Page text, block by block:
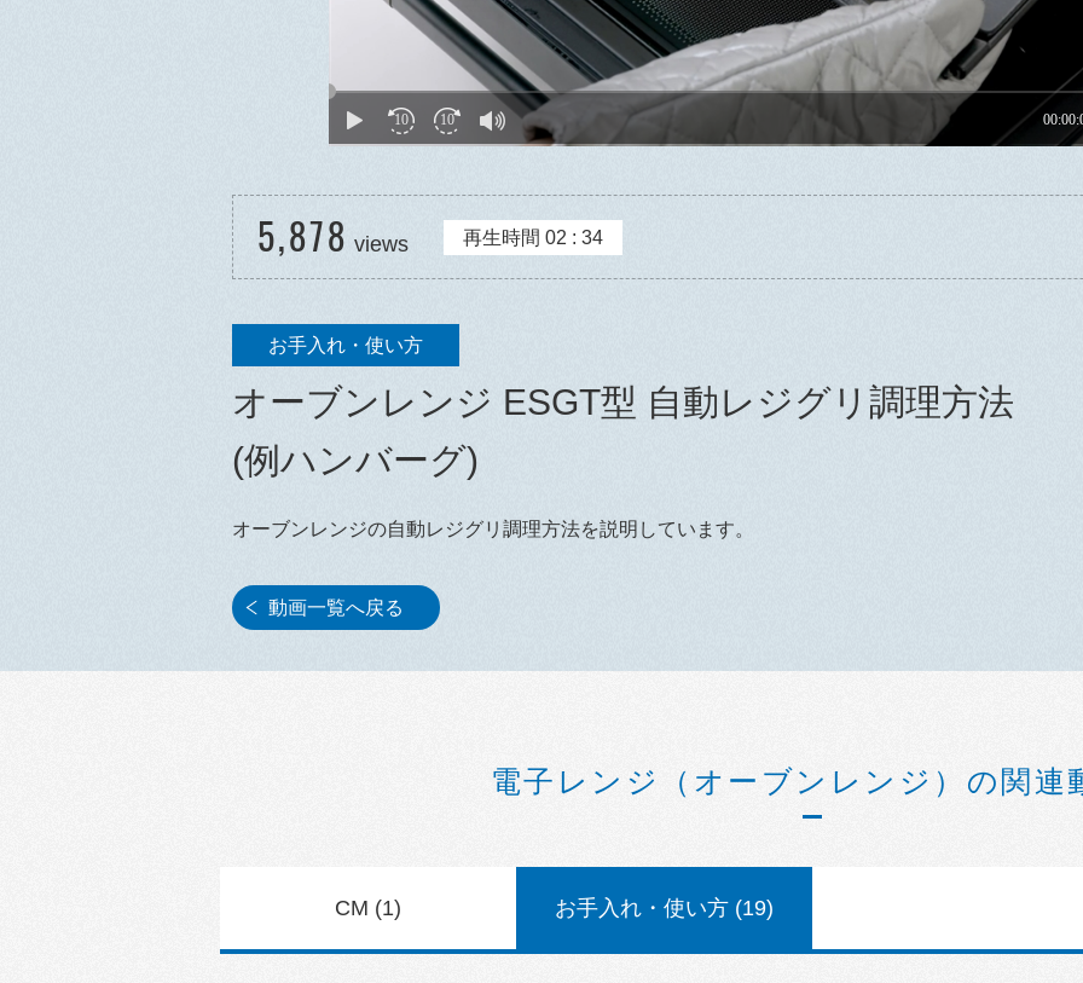
5,878 views 再生時間 02 : 34
お手入れ・使い方
オーブンレンジ ESGT型 自動レジグリ調理方法
(例ハンバーグ)
オーブンレンジの自動レジグリ調理方法を説明しています。
動画一覧へ戻る
電子レンジ（オーブンレンジ）の関連
CM (1) お手入れ・使い方 (19)